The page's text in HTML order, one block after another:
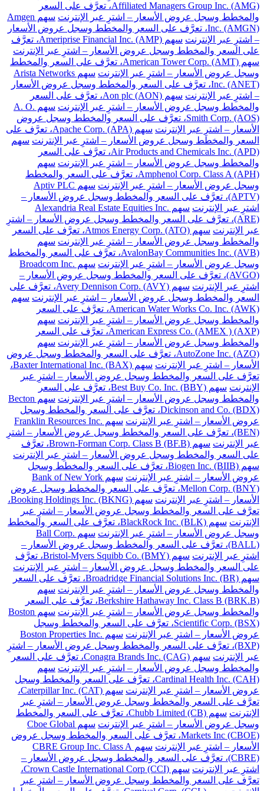
Affiliated Managers Group Inc. (AMG)، تعرَّف على السعر
والمخطط وسجل عروض الأسعار – اشترِ عبر الإنترنت
سهم Amgen
Inc. (AMGN)، تعرَّف على السعر والمخطط وسجل عروض الأسعار
– اشترِ عبر الإنترنت
سهم Ameriprise Financial Inc. (AMP)، تعرَّف
على السعر والمخطط وسجل عروض الأسعار – اشترِ عبر الإنترنت
سهم American Tower Corp. (AMT)، تعرَّف على السعر والمخطط
وسجل عروض الأسعار – اشترِ عبر الإنترنت
سهم Arista Networks
Inc. (ANET)، تعرَّف على السعر والمخطط وسجل عروض الأسعار
– اشترِ عبر الإنترنت
سهم Aon plc (AON)، تعرَّف على السعر
والمخطط وسجل عروض الأسعار – اشترِ عبر الإنترنت
سهم A. O.
Smith Corp. (AOS)، تعرَّف على السعر والمخطط وسجل عروض
الأسعار – اشترِ عبر الإنترنت
سهم Apache Corp. (APA)، تعرَّف على
السعر والمخطط وسجل عروض الأسعار – اشترِ عبر الإنترنت سهم
Air Products and Chemicals Inc. (APD)، تعرَّف على السعر
والمخطط وسجل عروض الأسعار – اشترِ عبر الإنترنت سهم
Amphenol Corp. Class A (APH)، تعرَّف على السعر والمخطط
وسجل عروض الأسعار – اشترِ عبر الإنترنت
سهم Aptiv PLC
(APTV)، تعرَّف على السعر والمخطط وسجل عروض الأسعار –
اشترِ عبر الإنترنت
سهم Alexandria Real Estate Equities Inc.
(ARE)، تعرَّف على السعر والمخطط وسجل عروض الأسعار – اشترِ
عبر الإنترنت
سهم Atmos Energy Corp. (ATO)، تعرَّف على السعر
والمخطط وسجل عروض الأسعار – اشترِ عبر الإنترنت سهم
AvalonBay Communities Inc. (AVB)، تعرَّف على السعر والمخطط
وسجل عروض الأسعار – اشترِ عبر الإنترنت
سهم Broadcom Inc.
(AVGO)، تعرَّف على السعر والمخطط وسجل عروض الأسعار –
اشترِ عبر الإنترنت
سهم Avery Dennison Corp. (AVY)، تعرَّف على
السعر والمخطط وسجل عروض الأسعار – اشترِ عبر الإنترنت سهم
American Water Works Co. Inc. (AWK)، تعرَّف على السعر
والمخطط وسجل عروض الأسعار – اشترِ عبر الإنترنت سهم
American Express Co. (AMEX ) (AXP)، تعرَّف على السعر
والمخطط وسجل عروض الأسعار – اشترِ عبر الإنترنت سهم
AutoZone Inc. (AZO)، تعرَّف على السعر والمخطط وسجل عروض
الأسعار – اشترِ عبر الإنترنت
سهم Baxter International Inc. (BAX)،
تعرَّف على السعر والمخطط وسجل عروض الأسعار – اشترِ عبر
الإنترنت
سهم Best Buy Co. Inc. (BBY)، تعرَّف على السعر
والمخطط وسجل عروض الأسعار – اشترِ عبر الإنترنت
سهم Becton
Dickinson and Co. (BDX)، تعرَّف على السعر والمخطط وسجل
عروض الأسعار – اشترِ عبر الإنترنت
سهم Franklin Resources Inc.
(BEN)، تعرَّف على السعر والمخطط وسجل عروض الأسعار – اشترِ
عبر الإنترنت
سهم Brown-Forman Corp. Class B (BF.B)، تعرَّف
على السعر والمخطط وسجل عروض الأسعار – اشترِ عبر الإنترنت
سهم Biogen Inc. (BIIB)، تعرَّف على السعر والمخطط وسجل
عروض الأسعار – اشترِ عبر الإنترنت
سهم Bank of New York
Mellon Corp. (BNY)، تعرَّف على السعر والمخطط وسجل عروض
الأسعار – اشترِ عبر الإنترنت
سهم Booking Holdings Inc. (BKNG)،
تعرَّف على السعر والمخطط وسجل عروض الأسعار – اشترِ عبر
الإنترنت
سهم BlackRock Inc. (BLK)، تعرَّف على السعر والمخطط
وسجل عروض الأسعار – اشترِ عبر الإنترنت
سهم Ball Corp.
(BALL)، تعرَّف على السعر والمخطط وسجل عروض الأسعار –
اشترِ عبر الإنترنت
سهم Bristol-Myers Squibb Co. (BMY)، تعرَّف
على السعر والمخطط وسجل عروض الأسعار – اشترِ عبر الإنترنت
سهم Broadridge Financial Solutions Inc. (BR)، تعرَّف على السعر
والمخطط وسجل عروض الأسعار – اشترِ عبر الإنترنت سهم
Berkshire Hathaway Inc. Class B (BRK.B)، تعرَّف على السعر
والمخطط وسجل عروض الأسعار – اشترِ عبر الإنترنت
سهم Boston
Scientific Corp. (BSX)، تعرَّف على السعر والمخطط وسجل
عروض الأسعار – اشترِ عبر الإنترنت
سهم Boston Properties Inc.
(BXP)، تعرَّف على السعر والمخطط وسجل عروض الأسعار – اشترِ
عبر الإنترنت
سهم Conagra Brands Inc. (CAG)، تعرَّف على السعر
والمخطط وسجل عروض الأسعار – اشترِ عبر الإنترنت سهم
Cardinal Health Inc. (CAH)، تعرَّف على السعر والمخطط وسجل
عروض الأسعار – اشترِ عبر الإنترنت
سهم Caterpillar Inc. (CAT)،
تعرَّف على السعر والمخطط وسجل عروض الأسعار – اشترِ عبر
الإنترنت
سهم Chubb Limited (CB)، تعرَّف على السعر والمخطط
وسجل عروض الأسعار – اشترِ عبر الإنترنت
سهم Cboe Global
Markets Inc (CBOE)، تعرَّف على السعر والمخطط وسجل عروض
الأسعار – اشترِ عبر الإنترنت
سهم CBRE Group Inc. Class A
(CBRE)، تعرَّف على السعر والمخطط وسجل عروض الأسعار –
اشترِ عبر الإنترنت
سهم Crown Castle International Corp (CCI)،
تعرَّف على السعر والمخطط وسجل عروض الأسعار – اشترِ عبر